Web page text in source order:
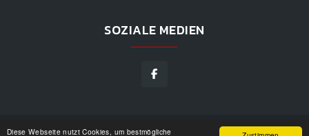
Diese Webseite nutzt Cookies, um bestmögliche
SOZIALE MEDIEN